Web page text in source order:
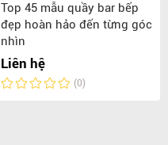
Top 45 mẫu quầy bar bếp
đẹp hoàn hảo đến từng góc
nhìn
Liên hệ
(0)